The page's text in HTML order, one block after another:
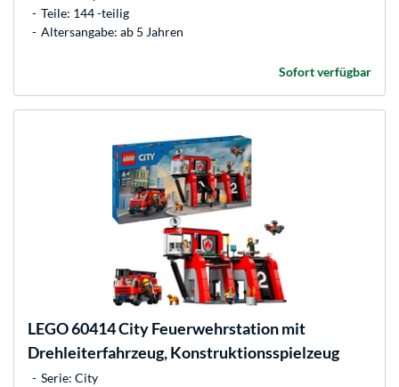
Teile: 144 -teilig
Altersangabe: ab 5 Jahren
Sofort verfügbar
LEGO60414 City Feuerwehrstation mit
Drehleiterfahrzeug, Konstruktionsspielzeug
Serie: City